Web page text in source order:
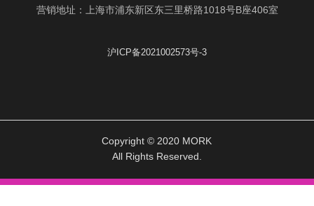
营销地址：上海市浦东新区东三里桥路1018号B座406室
沪ICP备2021002573号-3
Copyright © 2020 MORK
All Rights Reserved.